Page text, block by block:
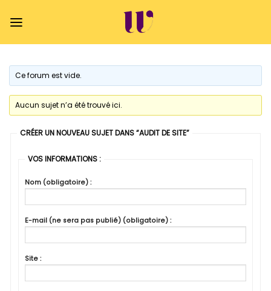
au
Ce forum est vide.
Aucun sujet n’a été trouvé ici.
CRÉER UN NOUVEAU SUJET DANS “AUDIT DE SITE”
VOS INFORMATIONS :
Nom (obligatoire) :
E-mail (ne sera pas publié) (obligatoire) :
Site :